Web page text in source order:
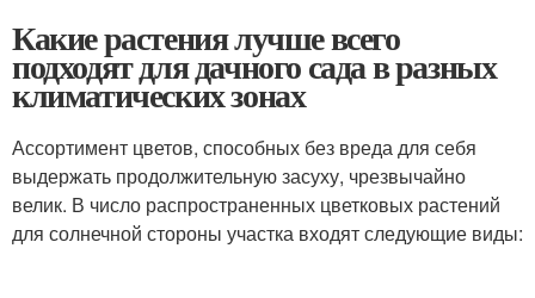
Какие растения лучше всего
подходят для дачного сада в разных
климатических зонах
Ассортимент цветов, способных без вреда для себя
выдержать продолжительную засуху, чрезвычайно
велик. В число распространенных цветковых растений
для солнечной стороны участка входят следующие виды: